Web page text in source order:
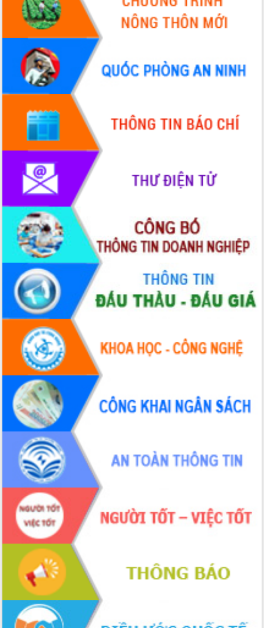
Phát động chiến dịch 30 ngày đêm
giải phóng mặt bằng Tuyến đường bộ
ven biển
Đắk Lắk nỗ lực thúc đẩy tăng trưởng
kinh tế từ 10% trở lên trong Quý
II/2026
Đắk Lắk ký kết thỏa thuận hợp tác về
chuyển đổi số giai đoạn 2026 – 2030
với Tập đoàn Bưu chính Viễn thông
Việt Nam
Thứ trưởng Bộ Y tế làm việc với tỉnh
Đắk Lắk về phát triển nhân lực y tế
Du lịch Đắk Lắk nâng tầm trải nghiệm
du khách thông qua Hệ thống cơ sở dữ
liệu và Bản đồ số
Tập huấn ứng dụng trí tuệ nhân tạo (AI)
trong thương mại điện tử năm 2026
Đoàn đại biểu Quốc hội tỉnh Đắk Lắk
trao đổi thông tin trước Kỳ họp thứ
nhất, Quốc hội khóa XVI
Quyết liệt cải cách hành chính, khơi
thông nguồn lực phát triển
Nâng cao hiệu lực, hiệu quả HĐND
tỉnh thông qua hiện đại hóa hành chính
Xã Ea Phê gắn cải cách hành chính với
chuyển đổi số
Phó Chủ tịch Thường trực UBND tỉnh
Hồ Thị Nguyên Thảo làm việc tại Trung
tâm Phục vụ hành chính công xã Ea
Phê
Xây dựng nền hành chính số đồng
hành cùng nông dân dân, doanh nghiệp
Giai đoạn 2026-2030, Đắk Lắk phấn
đấu có 77% xã đạt chuẩn nông thôn
mới
Chuyển đổi số 'mở đường' cho nông
nghiệp Đắk Lắk tăng trưởng bứt phá
Triển khai đồng bộ đo đạc, lập hồ sơ
địa chính, hoàn thiện cơ sở dữ liệu đất
đai
Ứng dụng sinh trắc học - Bước tiến
trong hành trình chuyển đổi số tại Đắk
Lắk
Đắk Lắk nâng cao hiệu quả công tác
Đảng từ Sổ tay đảng viên điện tử
Đắk Lắk đẩy mạnh nuôi biển công
nghệ, hướng tới phát triển thủy sản
bền vững